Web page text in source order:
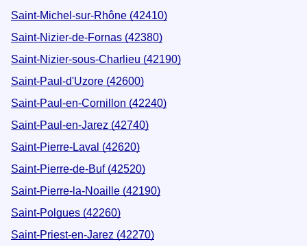
Saint-Michel-sur-Rhône (42410)
Saint-Nizier-de-Fornas (42380)
Saint-Nizier-sous-Charlieu (42190)
Saint-Paul-d'Uzore (42600)
Saint-Paul-en-Cornillon (42240)
Saint-Paul-en-Jarez (42740)
Saint-Pierre-Laval (42620)
Saint-Pierre-de-Buf (42520)
Saint-Pierre-la-Noaille (42190)
Saint-Polgues (42260)
Saint-Priest-en-Jarez (42270)